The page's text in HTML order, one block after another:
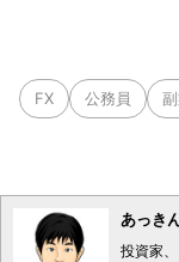
FX 公務員
あっき
投資家